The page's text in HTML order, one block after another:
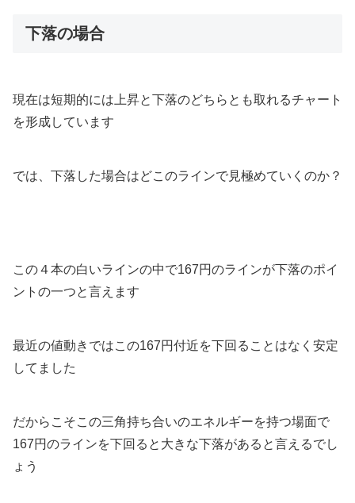
下落の場合
現在は短期的には上昇と下落のどちらとも取れるチャート
を形成しています
では、下落した場合はどこのラインで見極めていくのか？
この４本の白いラインの中で167円のラインが下落のポイ
ントの一つと言えます
最近の値動きではこの167円付近を下回ることはなく安定
してました
だからこそこの三角持ち合いのエネルギーを持つ場面で
167円のラインを下回ると大きな下落があると言えるでし
ょう